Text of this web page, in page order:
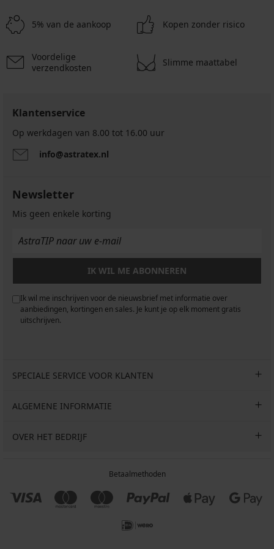
5% van de aankoop Kopen zonder risico
Voordelige
verzendkosten
Slimme maattabel
Klantenservice
Op werkdagen van 8.00 tot 16.00 uur
info@astratex.nl
Newsletter
Mis geen enkele korting
IK WIL ME ABONNEREN
Ik wil me inschrijven voor de nieuwsbrief met informatie over
aanbiedingen, kortingen en sales. Je kunt je op elk moment gratis
uitschrijven.
SPECIALE SERVICE VOOR KLANTEN
ALGEMENE INFORMATIE
OVER HET BEDRIJF
Betaalmethoden